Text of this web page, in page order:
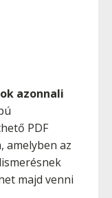
azonnali
PDF
amelyben az
majd venni